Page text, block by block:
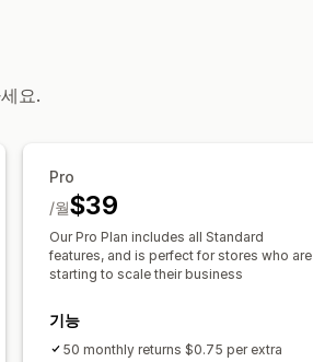
요.
Pro
$39
/월
Our Pro Plan includes all Standard
features, and is perfect for stores who are
starting to scale their business
기능
50 monthly returns $0.75 per extra